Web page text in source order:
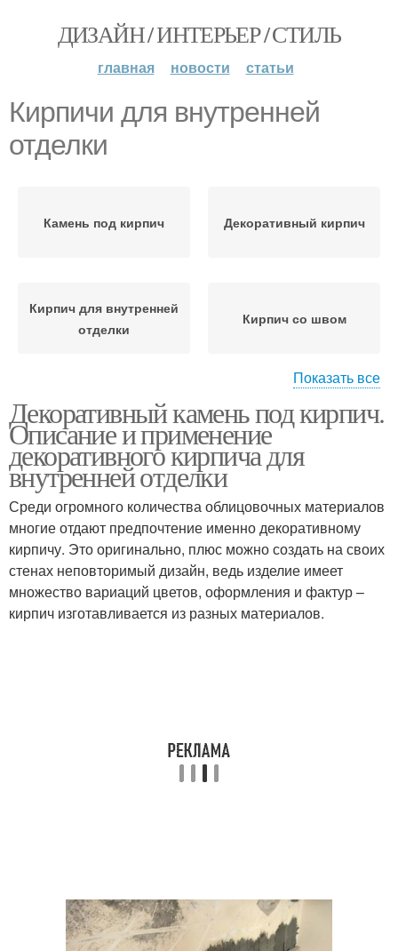
ДИЗАЙН / ИНТЕРЬЕР / СТИЛЬ
главная новости статьи
Кирпичи для внутренней
отделки
Камень под кирпич Декоративный кирпич
Кирпич для внутренней
отделки
Кирпич со швом
Кирпич без швов Декоративные кирпичи
Показать все
Декоративный камень под кирпич.
Описание и применение
декоративного кирпича для
внутренней отделки
Среди огромного количества облицовочных материалов
многие отдают предпочтение именно декоративному
кирпичу. Это оригинально, плюс можно создать на своих
стенах неповторимый дизайн, ведь изделие имеет
множество вариаций цветов, оформления и фактур –
кирпич изготавливается из разных материалов.